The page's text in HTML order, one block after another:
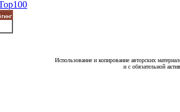
Использование и копирование авторских
и с обязательной